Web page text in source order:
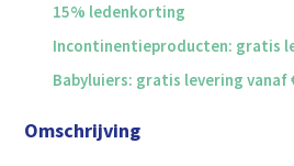
15% ledenkorting
Incontinentieproducten: gratis
Babyluiers: gratis levering vanaf
Omschrijving